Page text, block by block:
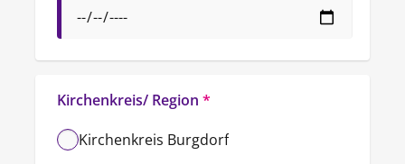
Kirchenkreis/ Region *
Kirchenkreis Burgdorf